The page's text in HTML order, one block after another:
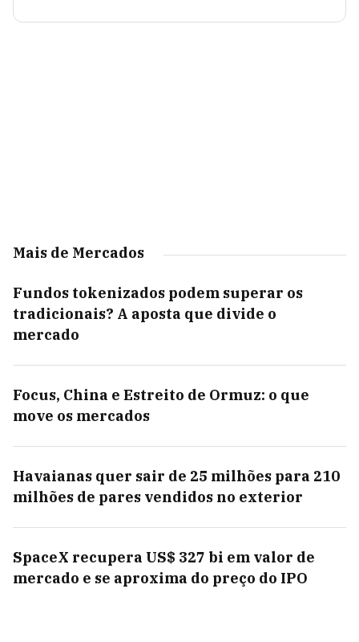
Mais de Mercados
Fundos tokenizados podem superar os
tradicionais? A aposta que divide o
mercado
Focus, China e Estreito de Ormuz: o que
move os mercados
Havaianas quer sair de 25 milhões para 210
milhões de pares vendidos no exterior
SpaceX recupera US$ 327 bi em valor de
mercado e se aproxima do preço do IPO